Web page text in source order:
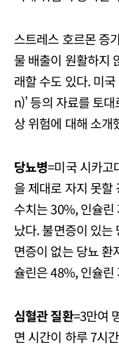
스트레스 호르몬 증
물 배출이 원활하지
래할 수도 있다. 미
n)’ 등의 자료를 토
상 위험에 대해 소개
당뇨병=미국 시카고
을 제대로 자지 못할
수치는 30%, 인슐
났다. 불면증이 있는
면증이 없는 당뇨 환
슐린은 48%, 인슐
심혈관 질환=3만여
면 시간이 하루 7시